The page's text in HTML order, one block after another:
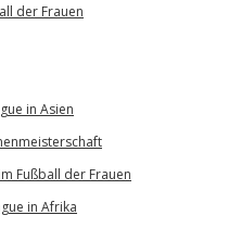
der Frauen
in Asien
Fußball der Frauen
in Afrika